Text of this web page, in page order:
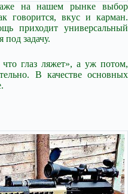
на нашем рынке выбор
говорится, вкус и карман.
приходит универсальный
задачу.
глаз ляжет», а уж потом,
В качестве основных